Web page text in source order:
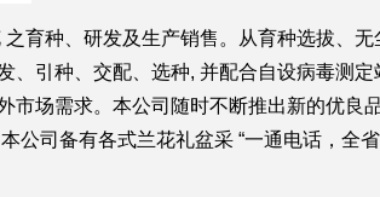
育种、研发及生产销售。从育种选拔、
引种、交配、选种, 并配合自设病毒测
场需求。本公司随时不断推出新的优良
司备有各式兰花礼盆采 “一通电话，全